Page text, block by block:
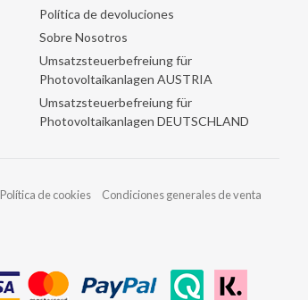
Política de devoluciones
Sobre Nosotros
Umsatzsteuerbefreiung für
Photovoltaikanlagen AUSTRIA
Umsatzsteuerbefreiung für
Photovoltaikanlagen DEUTSCHLAND
Política de cookies Condiciones generales de venta